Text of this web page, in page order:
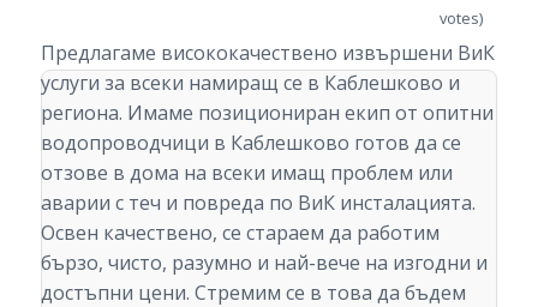
Предлагаме висококачествено извършени ВиК
услуги за всеки намиращ се в Каблешково и
региона. Имаме позициониран екип от опитни
водопроводчици в Каблешково готов да се
отзове в дома на всеки имащ проблем или
аварии с теч и повреда по ВиК инсталацията.
Освен качествено, се стараем да работим
бързо, чисто, разумно и най-вече на изгодни и
достъпни цени. Стремим се в това да бъдем
votes)